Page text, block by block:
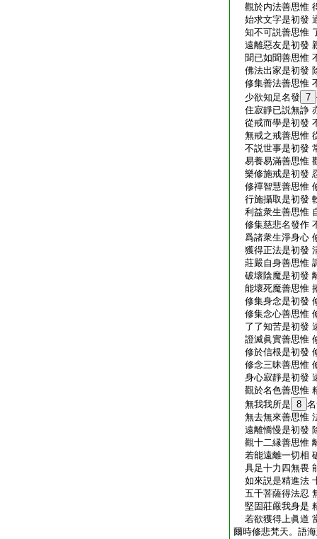
觀於内法善思惟
始求文字是初發
知不可説善思惟
遠離惡友是初發
聞已如聞善思惟
佛法出家是初發
修集善法善思惟
少欲知足名發 7
住寂靜已説無諍
從戒而學是初發
無戒之戒善思惟
不説世事是初發
易養易滿善思惟
樂修施戒是初發
修禪智慧善思惟
行施攝取是初發
利益衆生善思惟
修集慈悲名發作
爲諸衆生淨身心
獲得正法是初發
莊嚴自身善思惟
破壞陰魔是初發
能壞死魔善思惟
修集身念是初發
修集念心善思惟
了了知苦是初發
證滅眞實善思惟
修於信根是初發
修念三昧善思惟
身心寂靜是初發
觀於名色善思惟
無我我所是 8
無去無來善思惟
遠離憍慢是初發
觀十二縁善思惟
若能遠離一切相
具足十力四無畏
如來説是精進法
五千菩薩得法忍
堅固莊嚴我身是
若欲獲得上眞道
爾時修悲梵天。語